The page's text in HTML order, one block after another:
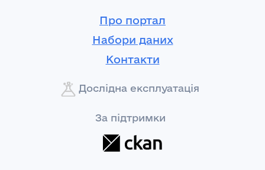
Про портал
Набори даних
Контакти
Дослідна експлуатація
За підтримки